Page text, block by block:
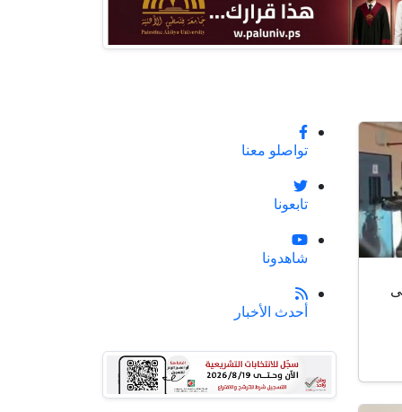
تواصلو معنا
تابعونا
شاهدونا
أحدث الأخبار